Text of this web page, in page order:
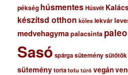
pékség húsmentesHúsvét
készítsd otthon köles lekvár
medvehagymapalacsinta paleo
Sasó spárgasüteménysütőtök
süteménytorta totu túró vegán